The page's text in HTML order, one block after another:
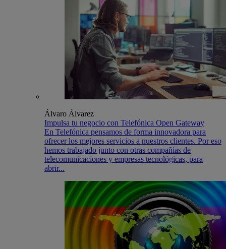
Álvaro Álvarez
Impulsa tu negocio con Telefónica Open Gateway
En Telefónica pensamos de forma innovadora para
ofrecer los mejores servicios a nuestros clientes. Por eso
hemos trabajado junto con otras compañías de
telecomunicaciones y empresas tecnológicas, para
abrir...